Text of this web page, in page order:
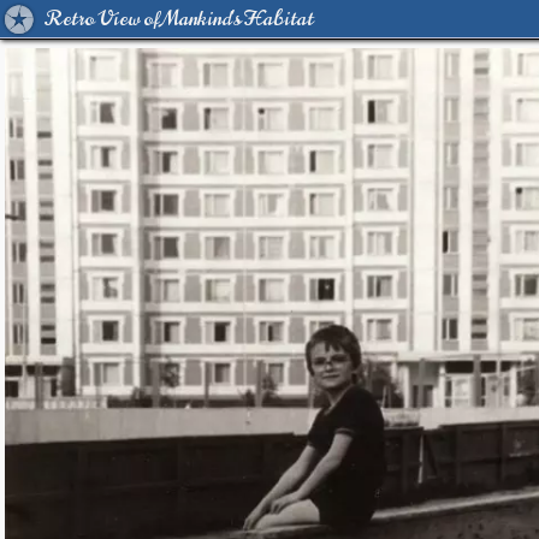
Retro View of Mankind's Habitat